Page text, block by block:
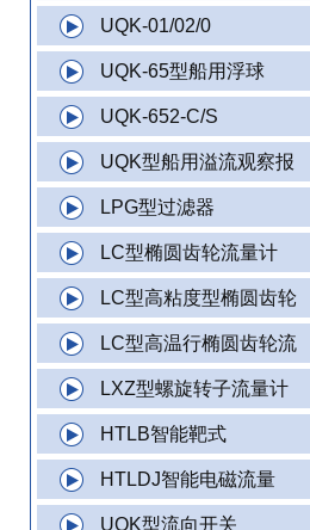
UQK-01/02/0
UQK-65型船用浮球
UQK-652-C/S
UQK型船用溢流观察报
LPG型过滤器
LC型椭圆齿轮流量计
LC型高粘度型椭圆齿轮
LC型高温行椭圆齿轮流
LXZ型螺旋转子流量计
HTLB智能靶式
HTLDJ智能电磁流量
UQK型流向开关